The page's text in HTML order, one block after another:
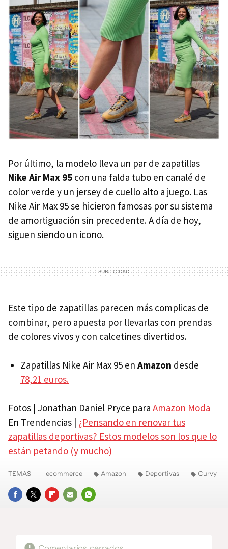
Por último, la modelo lleva un par de zapatillas
Nike Air Max 95 con una falda tubo en canalé de
color verde y un jersey de cuello alto a juego. Las
Nike Air Max 95 se hicieron famosas por su sistema
de amortiguación sin precedente. A día de hoy,
siguen siendo un icono.
Este tipo de zapatillas parecen más complicas de
combinar, pero apuesta por llevarlas con prendas
de colores vivos y con calcetines divertidos.
Zapatillas Nike Air Max 95 en Amazon desde
78,21 euros.
Fotos | Jonathan Daniel Pryce para Amazon Moda
En Trendencias | ¿Pensando en renovar tus
zapatillas deportivas? Estos modelos son los que lo
están petando (y mucho)
FACEBOOK
TWITTERFLIPBOARD
E-
WHATSAPP
TEMAS ecommerce Amazon Deportivas Curvy